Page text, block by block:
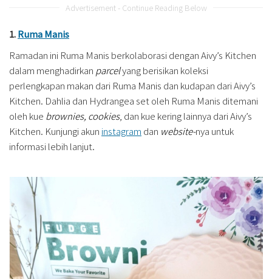
Advertisement - Continue Reading Below
1.Ruma Manis
Ramadan ini Ruma Manis berkolaborasi dengan Aivy’s Kitchen
dalam menghadirkan parcelyang berisikan koleksi
perlengkapan makan dari Ruma Manis dan kudapan dari Aivy’s
Kitchen. Dahlia dan Hydrangea set oleh Ruma Manis ditemani
oleh kue brownies, cookies, dan kue kering lainnya dari Aivy’s
Kitchen. Kunjungi akun instagram dan website-nya untuk
informasi lebih lanjut.